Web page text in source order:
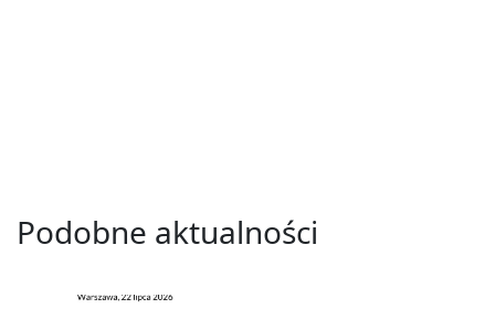
Podobne aktualności